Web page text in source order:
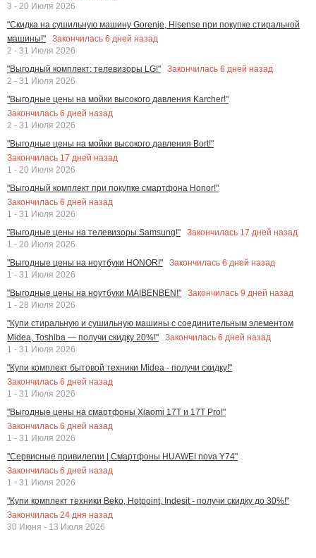
3 - 20 Июля 2026
"Скидка на сушильную машину Gorenje, Hisense при покупке стиральной
машины!"
Закончилась 6 дней назад
2 - 31 Июля 2026
"Выгодный комплект: телевизоры LG!"
Закончилась 6 дней назад
2 - 31 Июля 2026
"Выгодные цены на мойки высокого давления Karcher!"
Закончилась 6 дней назад
2 - 31 Июля 2026
"Выгодные цены на мойки высокого давления Bort!"
Закончилась 17 дней назад
1 - 20 Июля 2026
"Выгодный комплект при покупке смартфона Honor!"
Закончилась 6 дней назад
1 - 31 Июля 2026
"Выгодные цены на телевизоры Samsung!"
Закончилась 17 дней назад
1 - 20 Июля 2026
"Выгодные цены на ноутбуки HONOR!"
Закончилась 6 дней назад
1 - 31 Июля 2026
"Выгодные цены на ноутбуки MAIBENBEN!"
Закончилась 9 дней назад
1 - 28 Июля 2026
"Купи стиральную и сушильную машины с соединительным элементом
Midea, Toshiba — получи скидку 20%!"
Закончилась 6 дней назад
1 - 31 Июля 2026
"Купи комплект бытовой техники Midea - получи скидку!"
Закончилась 6 дней назад
1 - 31 Июля 2026
"Выгодные цены на смартфоны Xiaomi 17T и 17T Pro!"
Закончилась 6 дней назад
1 - 31 Июля 2026
"Сервисные привилегии | Смартфоны HUAWEI nova Y74"
Закончилась 6 дней назад
1 - 31 Июля 2026
"Купи комплект техники Beko, Hotpoint, Indesit - получи скидку до 30%!"
Закончилась 24 дня назад
30 Июня - 13 Июля 2026